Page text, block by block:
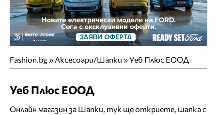
Fashion.bg» Аксесоари/Шапки »Уеб Плюс ЕООД
Уеб Плюс ЕООД
Онлайн магазин за Шапки, тук ще откриете, шапка с